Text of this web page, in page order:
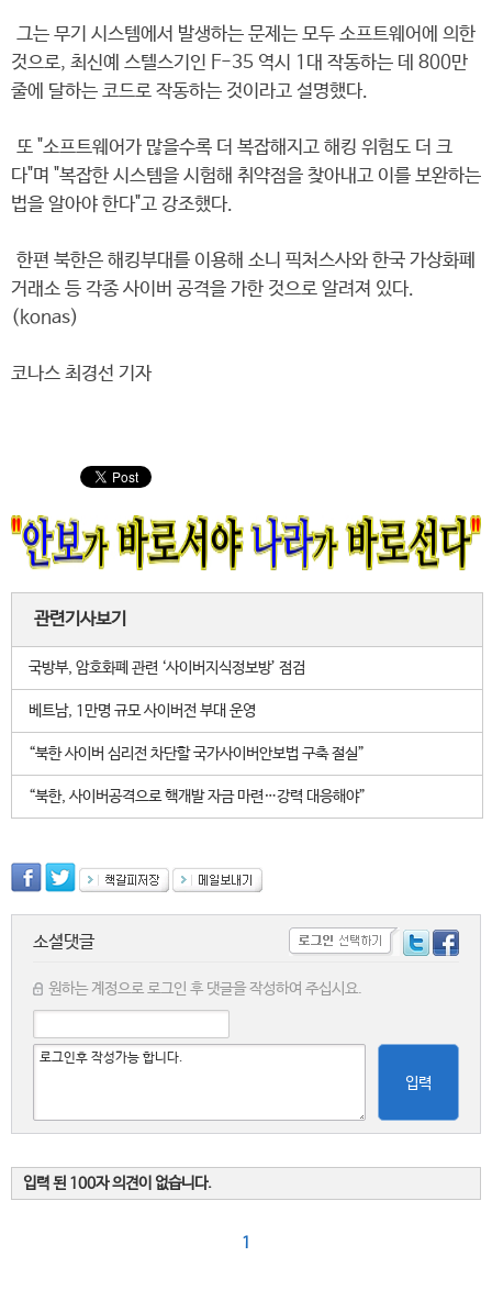
그는 무기 시스템에서 발생하는 문제는 모두 소프트웨어에 의한
것으로, 최신예 스텔스기인 F-35 역시 1대 작동하는 데 800만
줄에 달하는 코드로 작동하는 것이라고 설명했다.
또 "소프트웨어가 많을수록 더 복잡해지고 해킹 위험도 더 크
다"며 "복잡한 시스템을 시험해 취약점을 찾아내고 이를 보완하는
법을 알아야 한다"고 강조했다.
한편 북한은 해킹부대를 이용해 소니 픽처스사와 한국 가상화폐
거래소 등 각종 사이버 공격을 가한 것으로 알려져 있다.
(konas)
코나스 최경선 기자
관련기사보기
국방부, 암호화폐 관련 ‘사이버지식정보방’ 점검
베트남, 1만명 규모 사이버전 부대 운영
“북한 사이버 심리전 차단할 국가사이버안보법 구축 절실”
“북한, 사이버공격으로 핵개발 자금 마련…강력 대응해야”
소셜댓글
원하는 계정으로 로그인 후 댓글을 작성하여 주십시요.
입력
입력 된 100자 의견이 없습니다.
1